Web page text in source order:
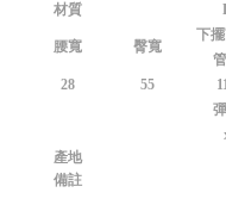
材質
腰寬 臀寬
下
28 55
產地
備註